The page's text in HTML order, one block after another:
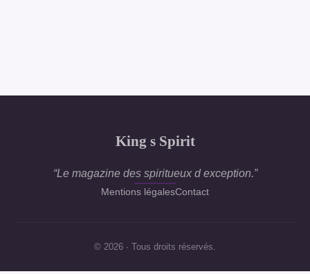
King s Spirit
“Le magazine des spiritueux d exception.”
Mentions légalesContact
© 2026 · Tous droits réservés.